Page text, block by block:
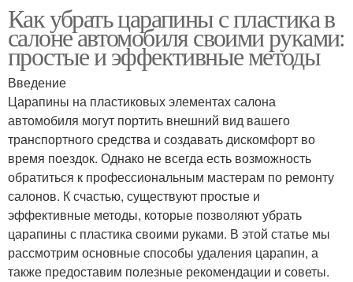
Как убрать царапины с пластика в
салоне автомобиля своими руками:
простые и эффективные методы
Введение
Царапины на пластиковых элементах салона
автомобиля могут портить внешний вид вашего
транспортного средства и создавать дискомфорт во
время поездок. Однако не всегда есть возможность
обратиться к профессиональным мастерам по ремонту
салонов. К счастью, существуют простые и
эффективные методы, которые позволяют убрать
царапины с пластика своими руками. В этой статье мы
рассмотрим основные способы удаления царапин, а
также предоставим полезные рекомендации и советы.